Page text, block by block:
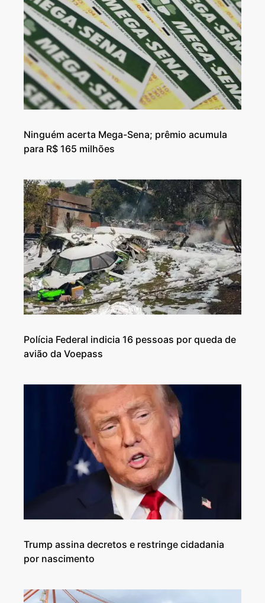
Ninguém acerta Mega-Sena; prêmio acumula
para R$ 165 milhões
Polícia Federal indicia 16 pessoas por queda de
avião da Voepass
Trump assina decretos e restringe cidadania
por nascimento